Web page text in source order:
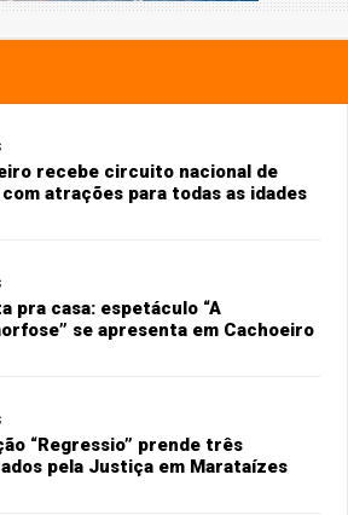
recebe circuito nacional de
atrações para todas as idades
pra casa: espetáculo “A
se apresenta em Cachoeiro
“Regressio” prende três
pela Justiça em Marataízes